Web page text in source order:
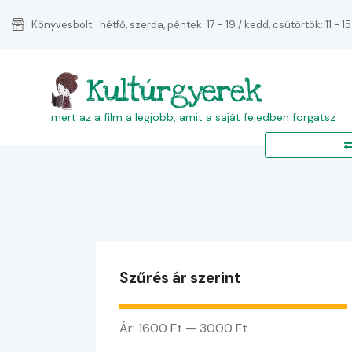
Könyvesbolt: hétfő, szerda, péntek: 17 - 19 / kedd, csütörtök: 11 - 15
Kultúrgyerek
mert az a film a legjobb, amit a saját fejedben forgatsz
Szűrés ár szerint
Ár: 1600 Ft — 3000 Ft